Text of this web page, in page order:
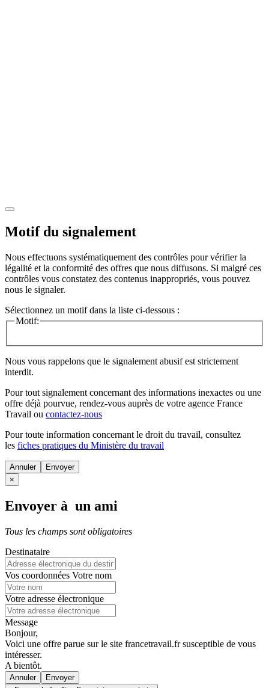
Motif du signalement
Nous effectuons systématiquement des contrôles pour vérifier la
légalité et la conformité des offres que nous diffusons. Si malgré ces
contrôles vous constatez des contenus inappropriés, vous pouvez
nous le signaler.
Sélectionnez un motif dans la liste ci-dessous :
Motif:
Nous vous rappelons que le signalement abusif est strictement
interdit.
Pour tout signalement concernant des informations inexactes ou une
offre déjà pourvue, rendez-vous auprès de votre agence France
Travail ou contactez-nous
Pour toute information concernant le droit du travail, consultez
les fiches pratiques du Ministère du travail
Annuler
×
Envoyer à un ami
Tous les champs sont obligatoires
Destinataire
Vos coordonnées Votre nom
Votre adresse électronique
Message
Bonjour,
Voici une offre parue sur le site francetravail.fr susceptible de vous
intéresser.
A bientôt.
Annuler